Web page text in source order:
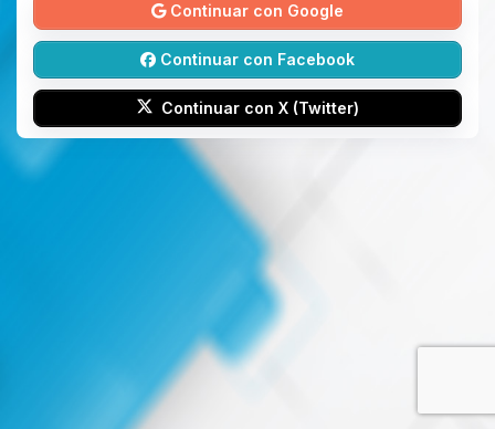
Continuar con Google
Continuar con Facebook
Continuar con X (Twitter)